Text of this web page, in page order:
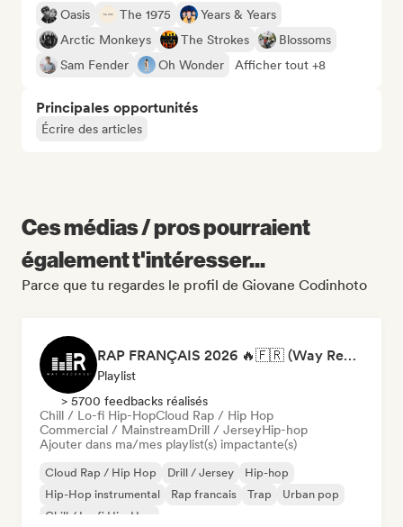
Oasis The 1975
Years & Years
Arctic Monkeys
The Strokes
Blossoms
Sam Fender
Oh Wonder Afficher tout +8
Principales opportunités
Écrire des articles
Ces médias / pros pourraient
également t'intéresser...
Parce que tu regardes le profil de Giovane Codinhoto
RAP FRANÇAIS 2026 🔥🇫🇷 (Way Records)
Playlist
> 5700 feedbacks réalisés
Chill / Lo-fi Hip-HopCloud Rap / Hip Hop
Commercial / MainstreamDrill / JerseyHip-hop
Ajouter dans ma/mes playlist(s) impactante(s)
Cloud Rap / Hip Hop Drill / Jersey
Hip-hop
Hip-Hop instrumental
Rap francais Trap
Urban pop
Chill / Lo-fi Hip-Hop